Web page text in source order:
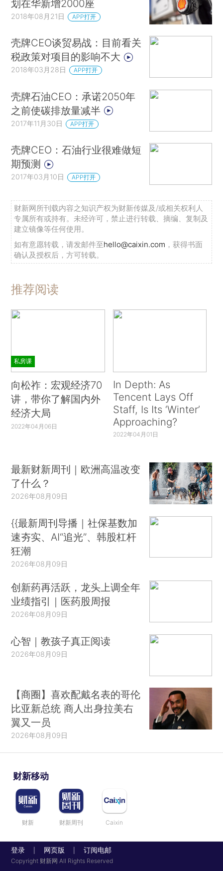
划在华新增2000座
2018年08月21日 APP打开
壳牌CEO谈贸易战：目前看关
税政策对项目的影响不大
2018年03月28日 APP打开
壳牌石油CEO：承诺2050年
之前使碳排放量减半
2017年11月30日 APP打开
壳牌CEO：石油行业很难做短
期预测
2017年03月10日 APP打开
财新网所刊载内容之知识产权为财新传媒及/或相关权利人
专属所有或持有。未经许可，禁止进行转载、摘编、复制及
建立镜像等任何使用。
如有意愿转载，请发邮件至hello@caixin.com ，获得书面
确认及授权后，方可转载。
推荐阅读
私房课
向松祚：宏观经济70
讲，带你了解国内外
经济大局
2022年04月06日
In Depth: As
Tencent Lays Off
Staff, Is Its ‘Winter’
Approaching?
2022年04月01日
最新财新周刊｜欧洲高温改变
了什么？
2026年08月09日
{{最新周刊导播｜社保基数加
速夯实、AI“追光”、韩股杠杆
狂潮
2026年08月09日
创新药再活跃，龙头上调全年
业绩指引｜医药股周报
2026年08月09日
心智｜教孩子真正阅读
2026年08月09日
【商圈】喜欢配戴名表的哥伦
比亚新总统 商人出身拉美右
翼又一员
2026年08月09日
财新移动
财新 财新周刊 Caixin
登录 网页版 订阅电邮
Copyright 财新网 All Rights Reserved